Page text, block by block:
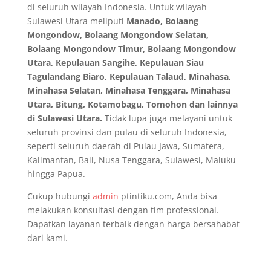
di seluruh wilayah Indonesia. Untuk wilayah
Sulawesi Utara meliputi Manado, Bolaang
Mongondow, Bolaang Mongondow Selatan,
Bolaang Mongondow Timur, Bolaang Mongondow
Utara, Kepulauan Sangihe, Kepulauan Siau
Tagulandang Biaro, Kepulauan Talaud, Minahasa,
Minahasa Selatan, Minahasa Tenggara, Minahasa
Utara, Bitung, Kotamobagu, Tomohondan lainnya
di Sulawesi Utara. Tidak lupa juga melayani untuk
seluruh provinsi dan pulau di seluruh Indonesia,
seperti seluruh daerah di Pulau Jawa, Sumatera,
Kalimantan, Bali, Nusa Tenggara, Sulawesi, Maluku
hingga Papua.
Cukup hubungi admin ptintiku.com, Anda bisa
melakukan konsultasi dengan tim professional.
Dapatkan layanan terbaik dengan harga bersahabat
dari kami.